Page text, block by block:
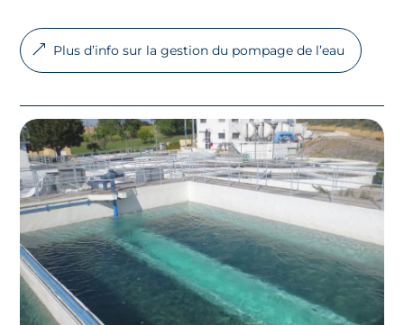
Plus d’info sur la gestion du pompage de l’eau